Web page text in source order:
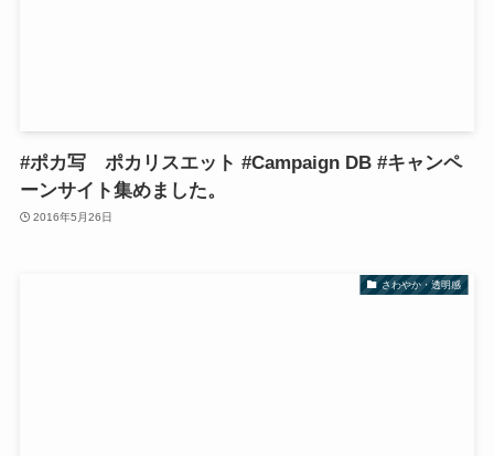
#ポカ写 ポカリスエット #Campaign DB #キャンペ
ーンサイト集めました。
2016年5月26日
さわやか・透明感